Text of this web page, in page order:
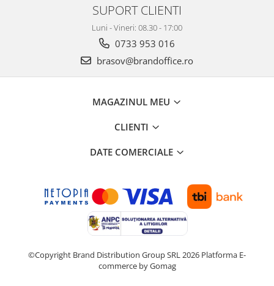
SUPORT CLIENTI
Luni - Vineri: 08.30 - 17:00
0733 953 016
brasov@brandoffice.ro
MAGAZINUL MEU
CLIENTI
DATE COMERCIALE
©Copyright Brand Distribution Group SRL 2026 Platforma E-
commerce by Gomag